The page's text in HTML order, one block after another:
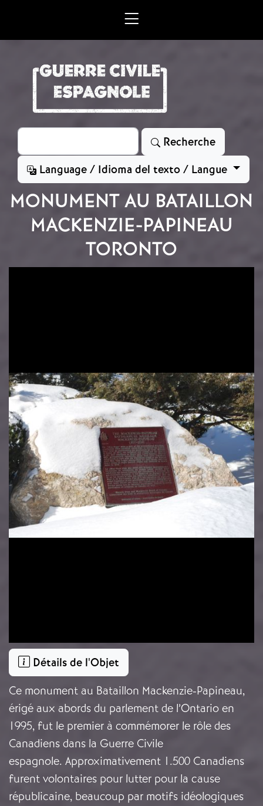
Rechercher
Recherche
Language / Idioma del texto / Langue
MONUMENT AU BATAILLON
MACKENZIE-PAPINEAU
TORONTO
Détails de l'Objet
Ce monument au Bataillon Mackenzie-Papineau,
érigé aux abords du parlement de l’Ontario en
1995, fut le premier à commémorer le rôle des
Canadiens dans la Guerre Civile
espagnole. Approximativement 1.500 Canadiens
furent volontaires pour lutter pour la cause
républicaine, beaucoup par motifs idéologiques